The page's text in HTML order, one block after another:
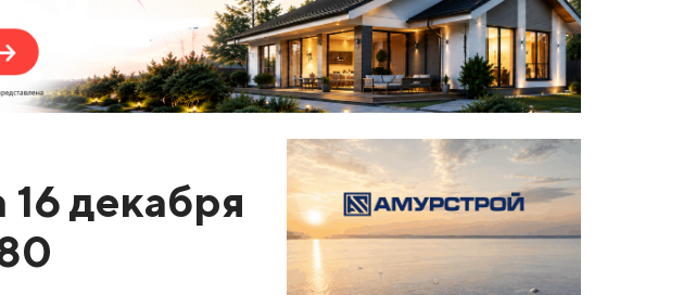
декабря